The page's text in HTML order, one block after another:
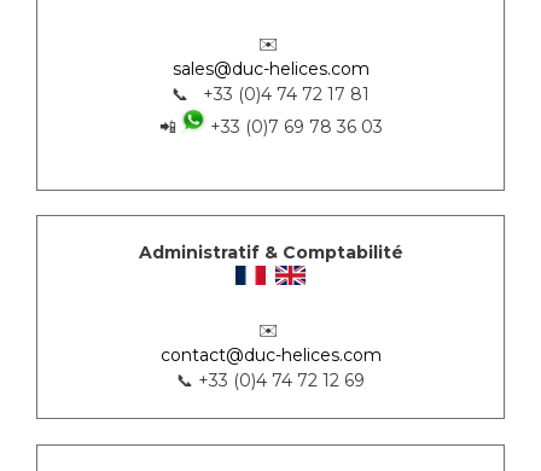
✉️
sales@duc-helices.com
📞 +33 (0)4 74 72 17 81
📲
+33 (0)7 69 78 36 03
Administratif & Comptabilité
✉️
contact@duc-helices.com
📞 +33 (0)4 74 72 12 69